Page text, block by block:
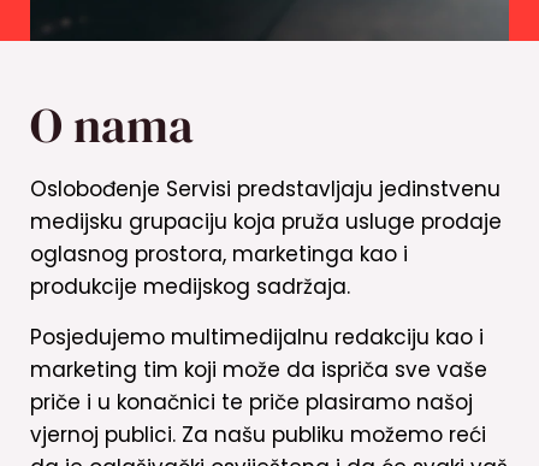
O nama
Oslobođenje Servisi predstavljaju jedinstvenu
medijsku grupaciju koja pruža usluge prodaje
oglasnog prostora, marketinga kao i
produkcije medijskog sadržaja.
Posjedujemo multimedijalnu redakciju kao i
marketing tim koji može da ispriča sve vaše
priče i u konačnici te priče plasiramo našoj
vjernoj publici. Za našu publiku možemo reći